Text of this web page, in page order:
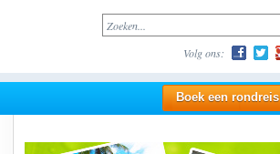
Volg ons:
Boek een rondreis